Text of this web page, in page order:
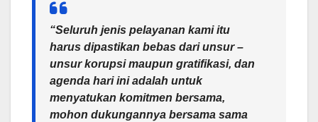
“Seluruh jenis pelayanan kami itu
harus dipastikan bebas dari unsur –
unsur korupsi maupun gratifikasi, dan
agenda hari ini adalah untuk
menyatukan komitmen bersama,
mohon dukungannya bersama sama